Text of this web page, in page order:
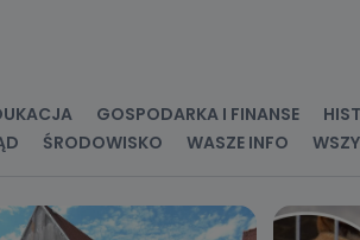
się z inspektorem
GOSPODARKA I FINANSE
ŚRODOWISKO WASZE INFO